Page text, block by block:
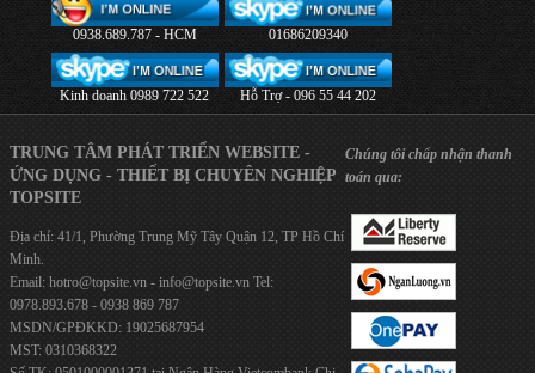
0938.689.787 - HCM 01686209340
Kinh doanh 0989 722 522 Hỗ Trợ - 096 55 44 202
TRUNG TÂM PHÁT TRIỂN WEBSITE -
ỨNG DỤNG - THIẾT BỊ CHUYÊN NGHIỆP
TOPSITE
Địa chỉ: 41/1, Phường Trung Mỹ Tây Quận 12, TP Hồ Chí
Minh.
Email: hotro@topsite.vn - info@topsite.vn Tel:
0978.893.678 - 0938 869 787
MSDN/GPĐKKD: 19025687954
MST: 0310368322
Chúng tôi chấp nhận thanh
toán qua: